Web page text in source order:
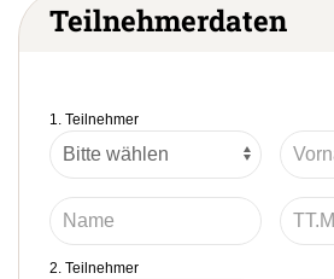
Teilnehmerdaten
1. Teilnehmer
2. Teilnehmer